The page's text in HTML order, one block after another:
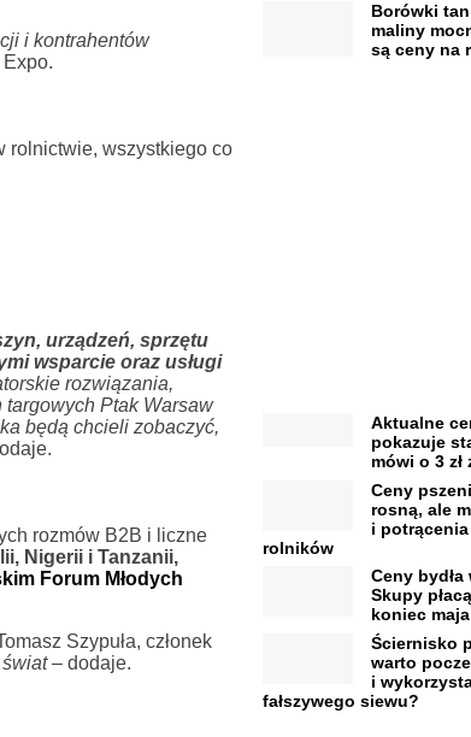
i kontrahentów
rolnictwie, wszystkiego co
urządzeń, sprzętu
wsparcie oraz usługi
rozwiązania,
Ptak Warsaw
będą chcieli zobaczyć,
rozmów B2B i liczne
Nigerii i Tanzanii,
Forum Młodych
Szypuła, członek
– dodaje.
Borówki
maliny
są ceny na
Aktualne
pokazuje
mówi o 3 zł
Ceny
rosną, ale
i
rolników
Ceny bydła
Skupy
koniec maja
Ściernisko
warto
i
fałszywego siewu?